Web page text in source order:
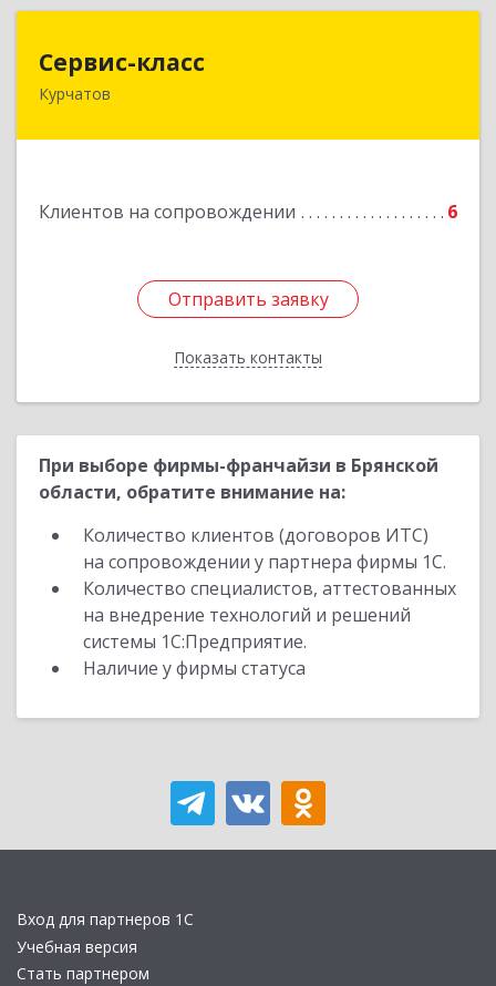
Сервис-класс
Курчатов
Клиентов на сопровождении 6
Отправить заявку
Показать контакты
Подробнее
Отправить заявку
Назад
При выборе фирмы-франчайзи в Брянской
области, обратите внимание на:
Количество клиентов (договоров ИТС)
на сопровождении у партнера фирмы 1С.
Количество специалистов, аттестованных
на внедрение технологий и решений
системы 1С:Предприятие.
Наличие у фирмы статуса
Вход для партнеров 1С
Учебная версия
Стать партнером